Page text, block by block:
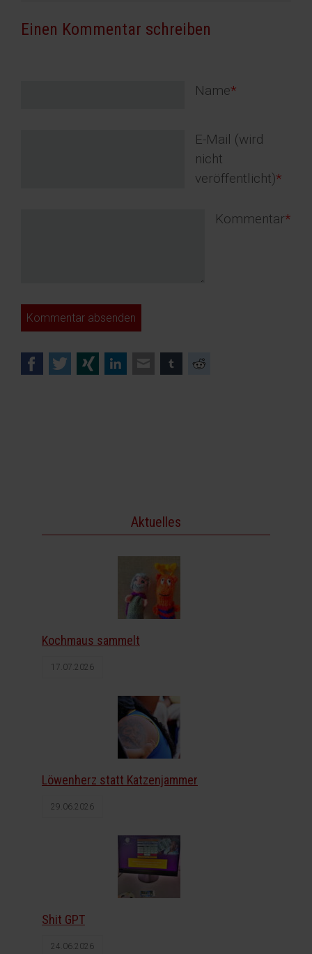
Einen Kommentar schreiben
Pflichtfeld
Name*
Pflichtfeld
E-Mail (wird
nicht
veröffentlicht)*
Pflichtfeld
Kommentar*
Kommentar absenden
FacebookTwitterXing LinkedInE-mail tumblr
Aktuelles
Kochmaus sammelt
17.07.2026
Löwenherz statt Katzenjammer
29.06.2026
Shit GPT
24.06.2026